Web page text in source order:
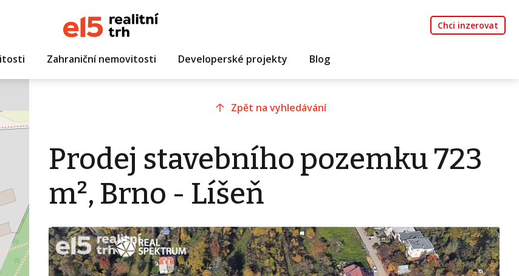
Chci inzerovat
Zahraniční nemovitosti Developerské projekty Blog
Zpět na vyhledávání
Prodej stavebního pozemku 723
m², Brno - Líšeň